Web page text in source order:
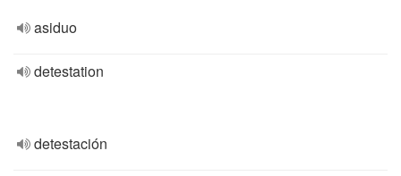
asiduo
detestation
detestación